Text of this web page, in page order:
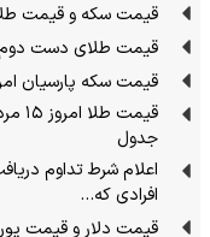
قیمت سکه و قیمت طلا امروز
قیمت طلای دست دوم امروز
قیمت سکه پارسیان امروز سه‌شنبه ۱۳
جدول
اعلام شرط تداوم
افرادی که…
قیمت دلار و قیمت یورو امروز